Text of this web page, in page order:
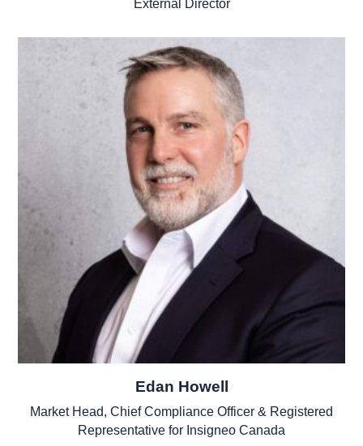
External Director
Edan Howell
Market Head, Chief Compliance Officer & Registered
Representative for Insigneo Canada